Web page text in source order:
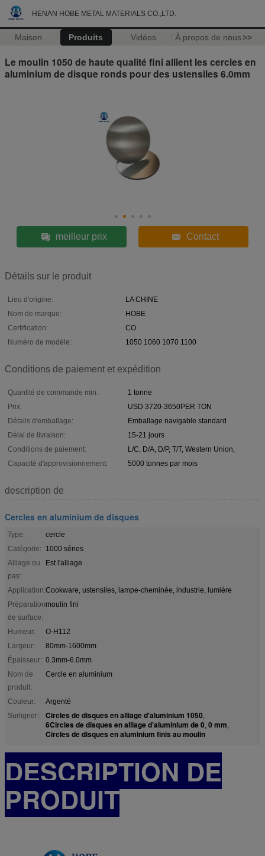
HENAN HOBE METAL MATERIALS CO.,LTD.
Maison Produits Vidéos À propos de nous>>
Le moulin 1050 de haute qualité fini allient les cercles en
aluminium de disque ronds pour des ustensiles 6.0mm
meilleur prix Contact
Détails sur le produit
Lieu d'origine:
LA CHINE
Nom de marque:
HOBE
Certification:
CO
Numéro de modèle:
1050 1060 1070 1100
Conditions de paiement et expédition
Quantité de commande min:
1 tonne
Prix:
USD 3720-3650PER TON
Détails d'emballage:
Emballage navigable standard
Délai de livraison:
15-21 jours
Conditions de paiement:
L/C, D/A, D/P, T/T, Western Union,
Capacité d'approvisionnement:
5000 tonnes par mois
description de
Cercles en aluminium de disques
Type:
cercle
Catégorie:
1000 séries
Alliage ou
pas:
Est l'alliage
Application:Cookware, ustensiles, lampe-cheminée, industrie, lumière
Préparation
de surface:
moulin fini
Humeur:
O-H112
Largeur:
80mm-1600mm
Épaisseur: 0.3mm-6.0mm
Nom de
produit:
Cercle en aluminium
Couleur:
Argenté
Surligner:
Circles de disques en alliage d'aluminium 1050,
6Circles de disques en alliage d'aluminium de 0, 0 mm,
Circles de disques en aluminium finis au moulin
DESCRIPTION DE
PRODUIT